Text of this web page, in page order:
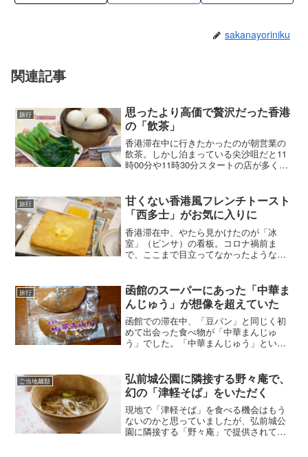
sakanayoriniku
関連記事
旅行
思ったより高価で贅沢だった香港
の「飲茶」
香港滞在中に行きたかったのが朝営業の
飲茶。しかし泊まっている尖沙咀だと11
時00分や11時30分スタートの店が多く、
遠いのですが、9時00分スタートの「陳師
傅點心專門店...
旅行
甘くない香港風フレンチトースト
「西多士」がお気に入りに
香港滞在中、やたら見かけたのが「冰
室」（ピンサ）の看板。コロナ禍前ま
で、ここまで目立ってなかったような気
な。私が滞在した尖沙咀（チムサーチョ
イ）だけの特質なのかもしれませ...
旅行
函館のスーパーにあった「中華ま
んじゅう」が想像を超えていた
函館での滞在中、「豆パン」と同じく初
めて出会った食べ物が「中華まんじゅ
う」でした。「中華まんじゅう」といっ
子の一種です。「中花種」と呼ばれる生
地を使用することから「中花...
ご当地麺類
弘前城公園に隣接する野々庵で、
幻の「津軽そば」をいただく
現地で「津軽そば」を食べる機会はもう
ないのかと思っていましたが、弘前城公
園に隣接する「野々庵」で提供されてい